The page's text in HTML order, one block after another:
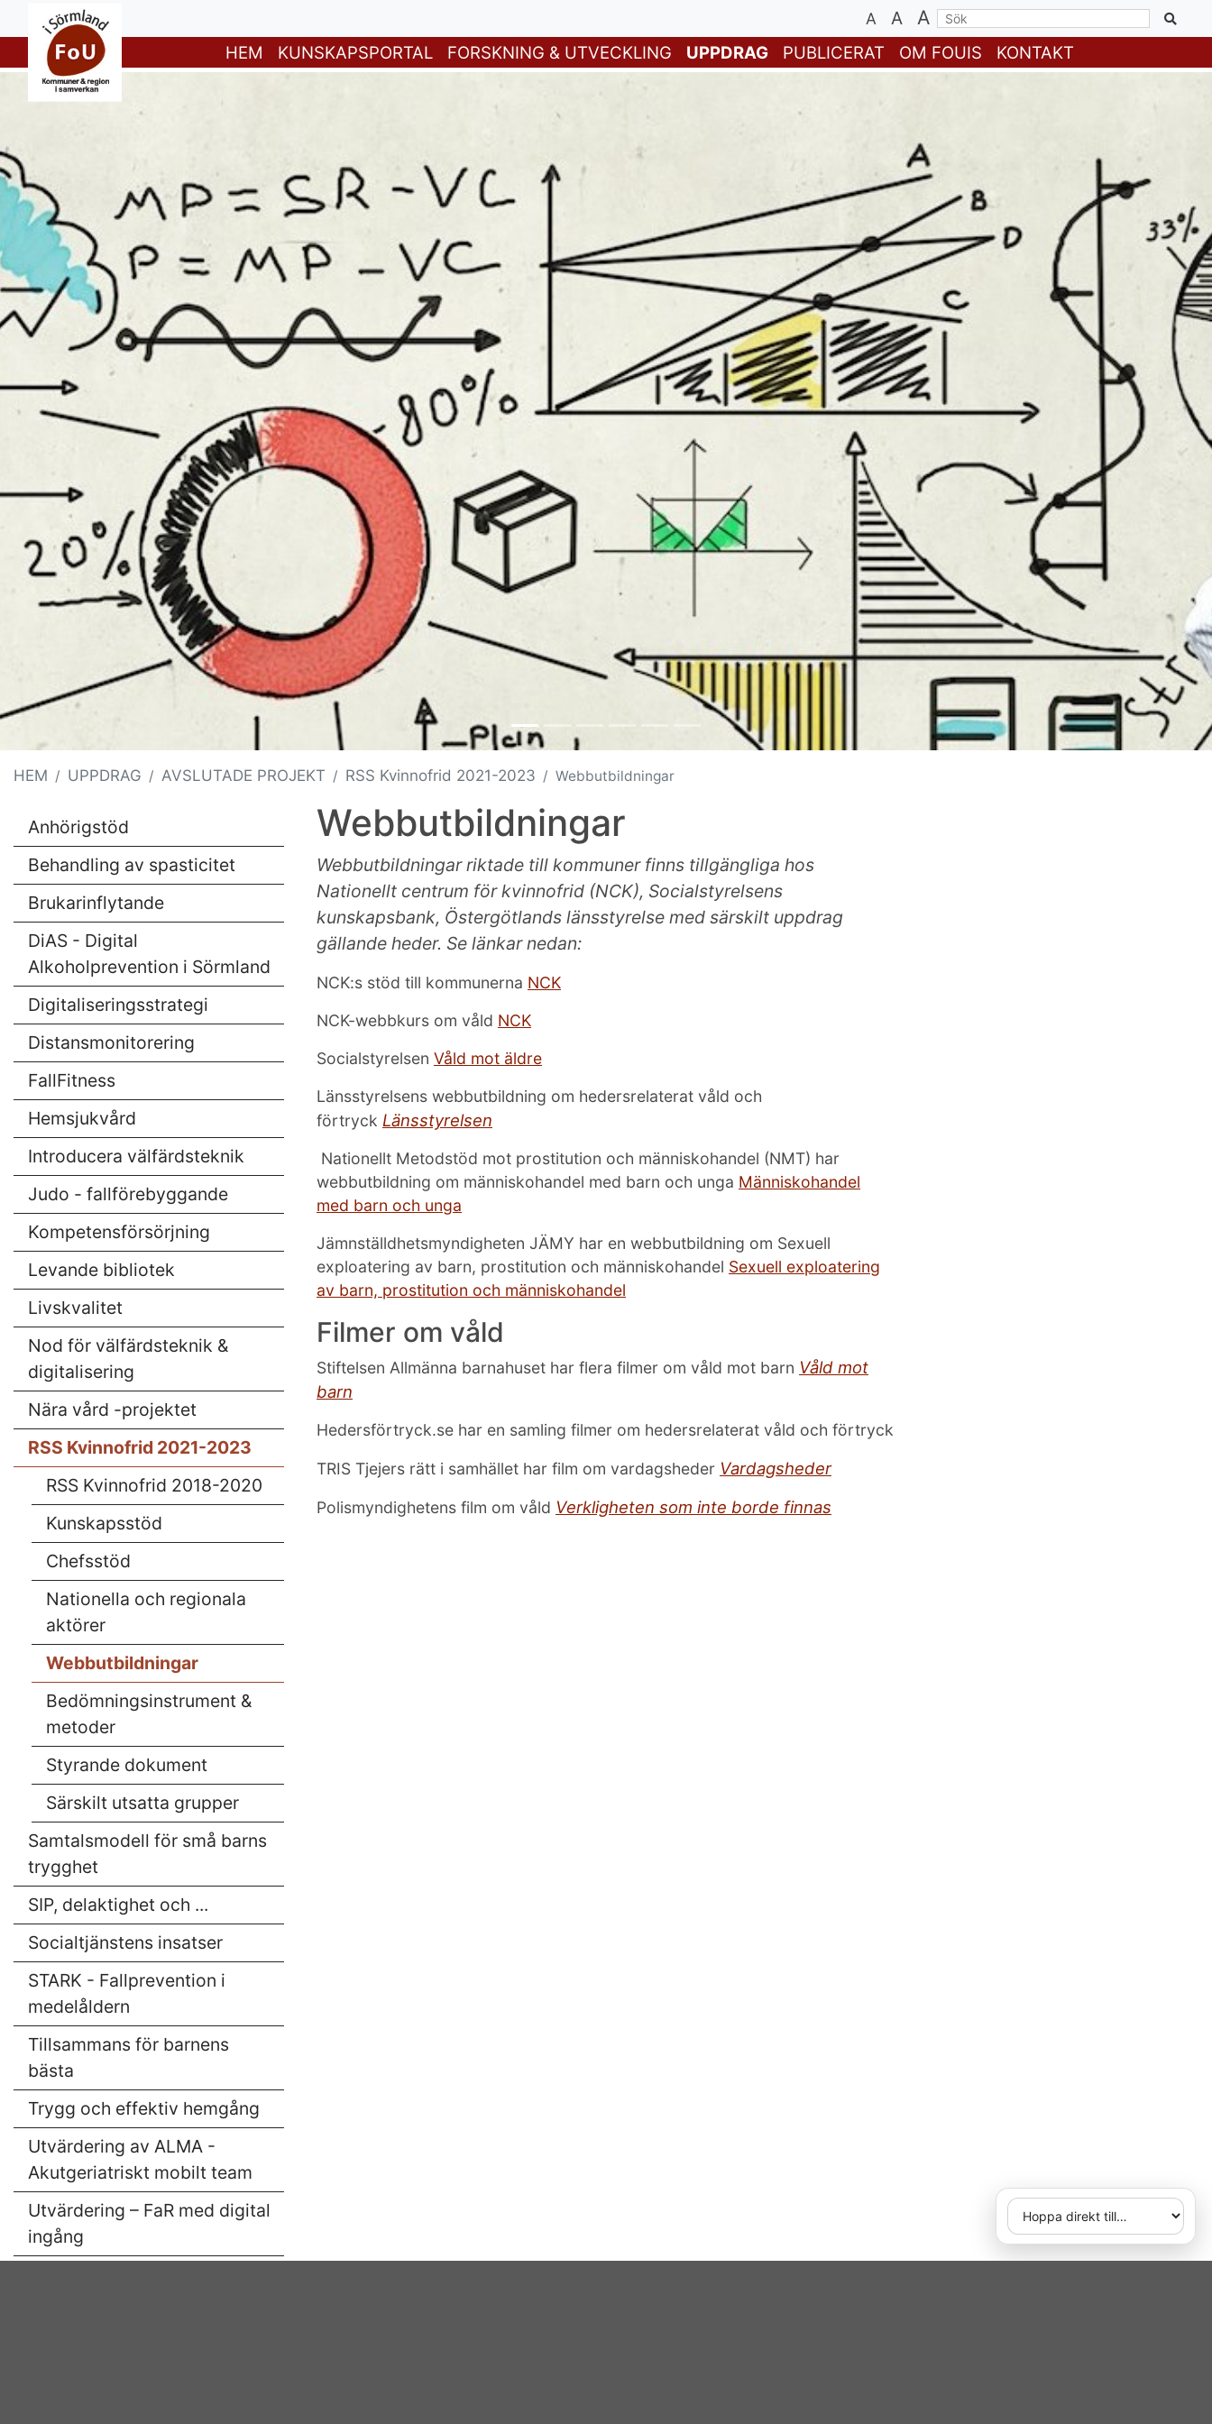
A A A
HEM KUNSKAPSPORTAL FORSKNING & UTVECKLING UPPDRAG PUBLICERAT OM FOUIS KONTAKT
HEM UPPDRAG AVSLUTADE PROJEKT RSS Kvinnofrid 2021-2023 Webbutbildningar
Anhörigstöd
Behandling av spasticitet
Brukarinflytande
DiAS - Digital
Alkoholprevention i Sörmland
Digitaliseringsstrategi
Distansmonitorering
FallFitness
Hemsjukvård
Introducera välfärdsteknik
Judo - fallförebyggande
Kompetensförsörjning
Levande bibliotek
Livskvalitet
Nod för välfärdsteknik &
digitalisering
Nära vård -projektet
RSS Kvinnofrid 2021-2023
RSS Kvinnofrid 2018-2020
Kunskapsstöd
Chefsstöd
Nationella och regionala
aktörer
Webbutbildningar
Bedömningsinstrument &
metoder
Styrande dokument
Särskilt utsatta grupper
Samtalsmodell för små barns
trygghet
SIP, delaktighet och ...
Socialtjänstens insatser
STARK - Fallprevention i
medelåldern
Tillsammans för barnens
bästa
Trygg och effektiv hemgång
Utvärdering av ALMA -
Akutgeriatriskt mobilt team
Utvärdering – FaR med digital
ingång
Webbutbildningar
Webbutbildningar riktade till kommuner finns tillgängliga hos
Nationellt centrum för kvinnofrid (NCK), Socialstyrelsens
kunskapsbank, Östergötlands länsstyrelse med särskilt uppdrag
gällande heder. Se länkar nedan:
NCK:s stöd till kommunerna NCK
NCK-webbkurs om våld NCK
Socialstyrelsen Våld mot äldre
Länsstyrelsens webbutbildning om hedersrelaterat våld och
förtryck Länsstyrelsen
Nationellt Metodstöd mot prostitution och människohandel (NMT) har
webbutbildning om människohandel med barn och unga Människohandel
med barn och unga
Jämnställdhetsmyndigheten JÄMY har en webbutbildning om Sexuell
exploatering av barn, prostitution och människohandel Sexuell exploatering
av barn, prostitution och människohandel
Filmer om våld
Stiftelsen Allmänna barnahuset har flera filmer om våld mot barn Våld mot
barn
Hedersförtryck.se har en samling filmer om hedersrelaterat våld och förtryck
TRIS Tjejers rätt i samhället har film om vardagsheder Vardagsheder
Polismyndighetens film om våld Verkligheten som inte borde finnas
Hoppa direkt till
När du väljer ett alternativ